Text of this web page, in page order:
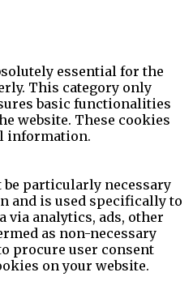
essential for the
This category only
basic functionalities
website. These cookies
information.
be particularly necessary
and is used specifically to
via analytics, ads, other
as non-necessary
procure user consent
on your website.